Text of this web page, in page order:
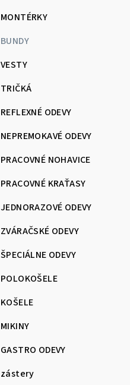
MONTÉRKY
BUNDY
VESTY
TRIČKÁ
REFLEXNÉ ODEVY
NEPREMOKAVÉ ODEVY
PRACOVNÉ NOHAVICE
PRACOVNÉ KRAŤASY
JEDNORAZOVÉ ODEVY
ZVÁRAČSKÉ ODEVY
ŠPECIÁLNE ODEVY
POLOKOŠELE
KOŠELE
MIKINY
GASTRO ODEVY
zástery